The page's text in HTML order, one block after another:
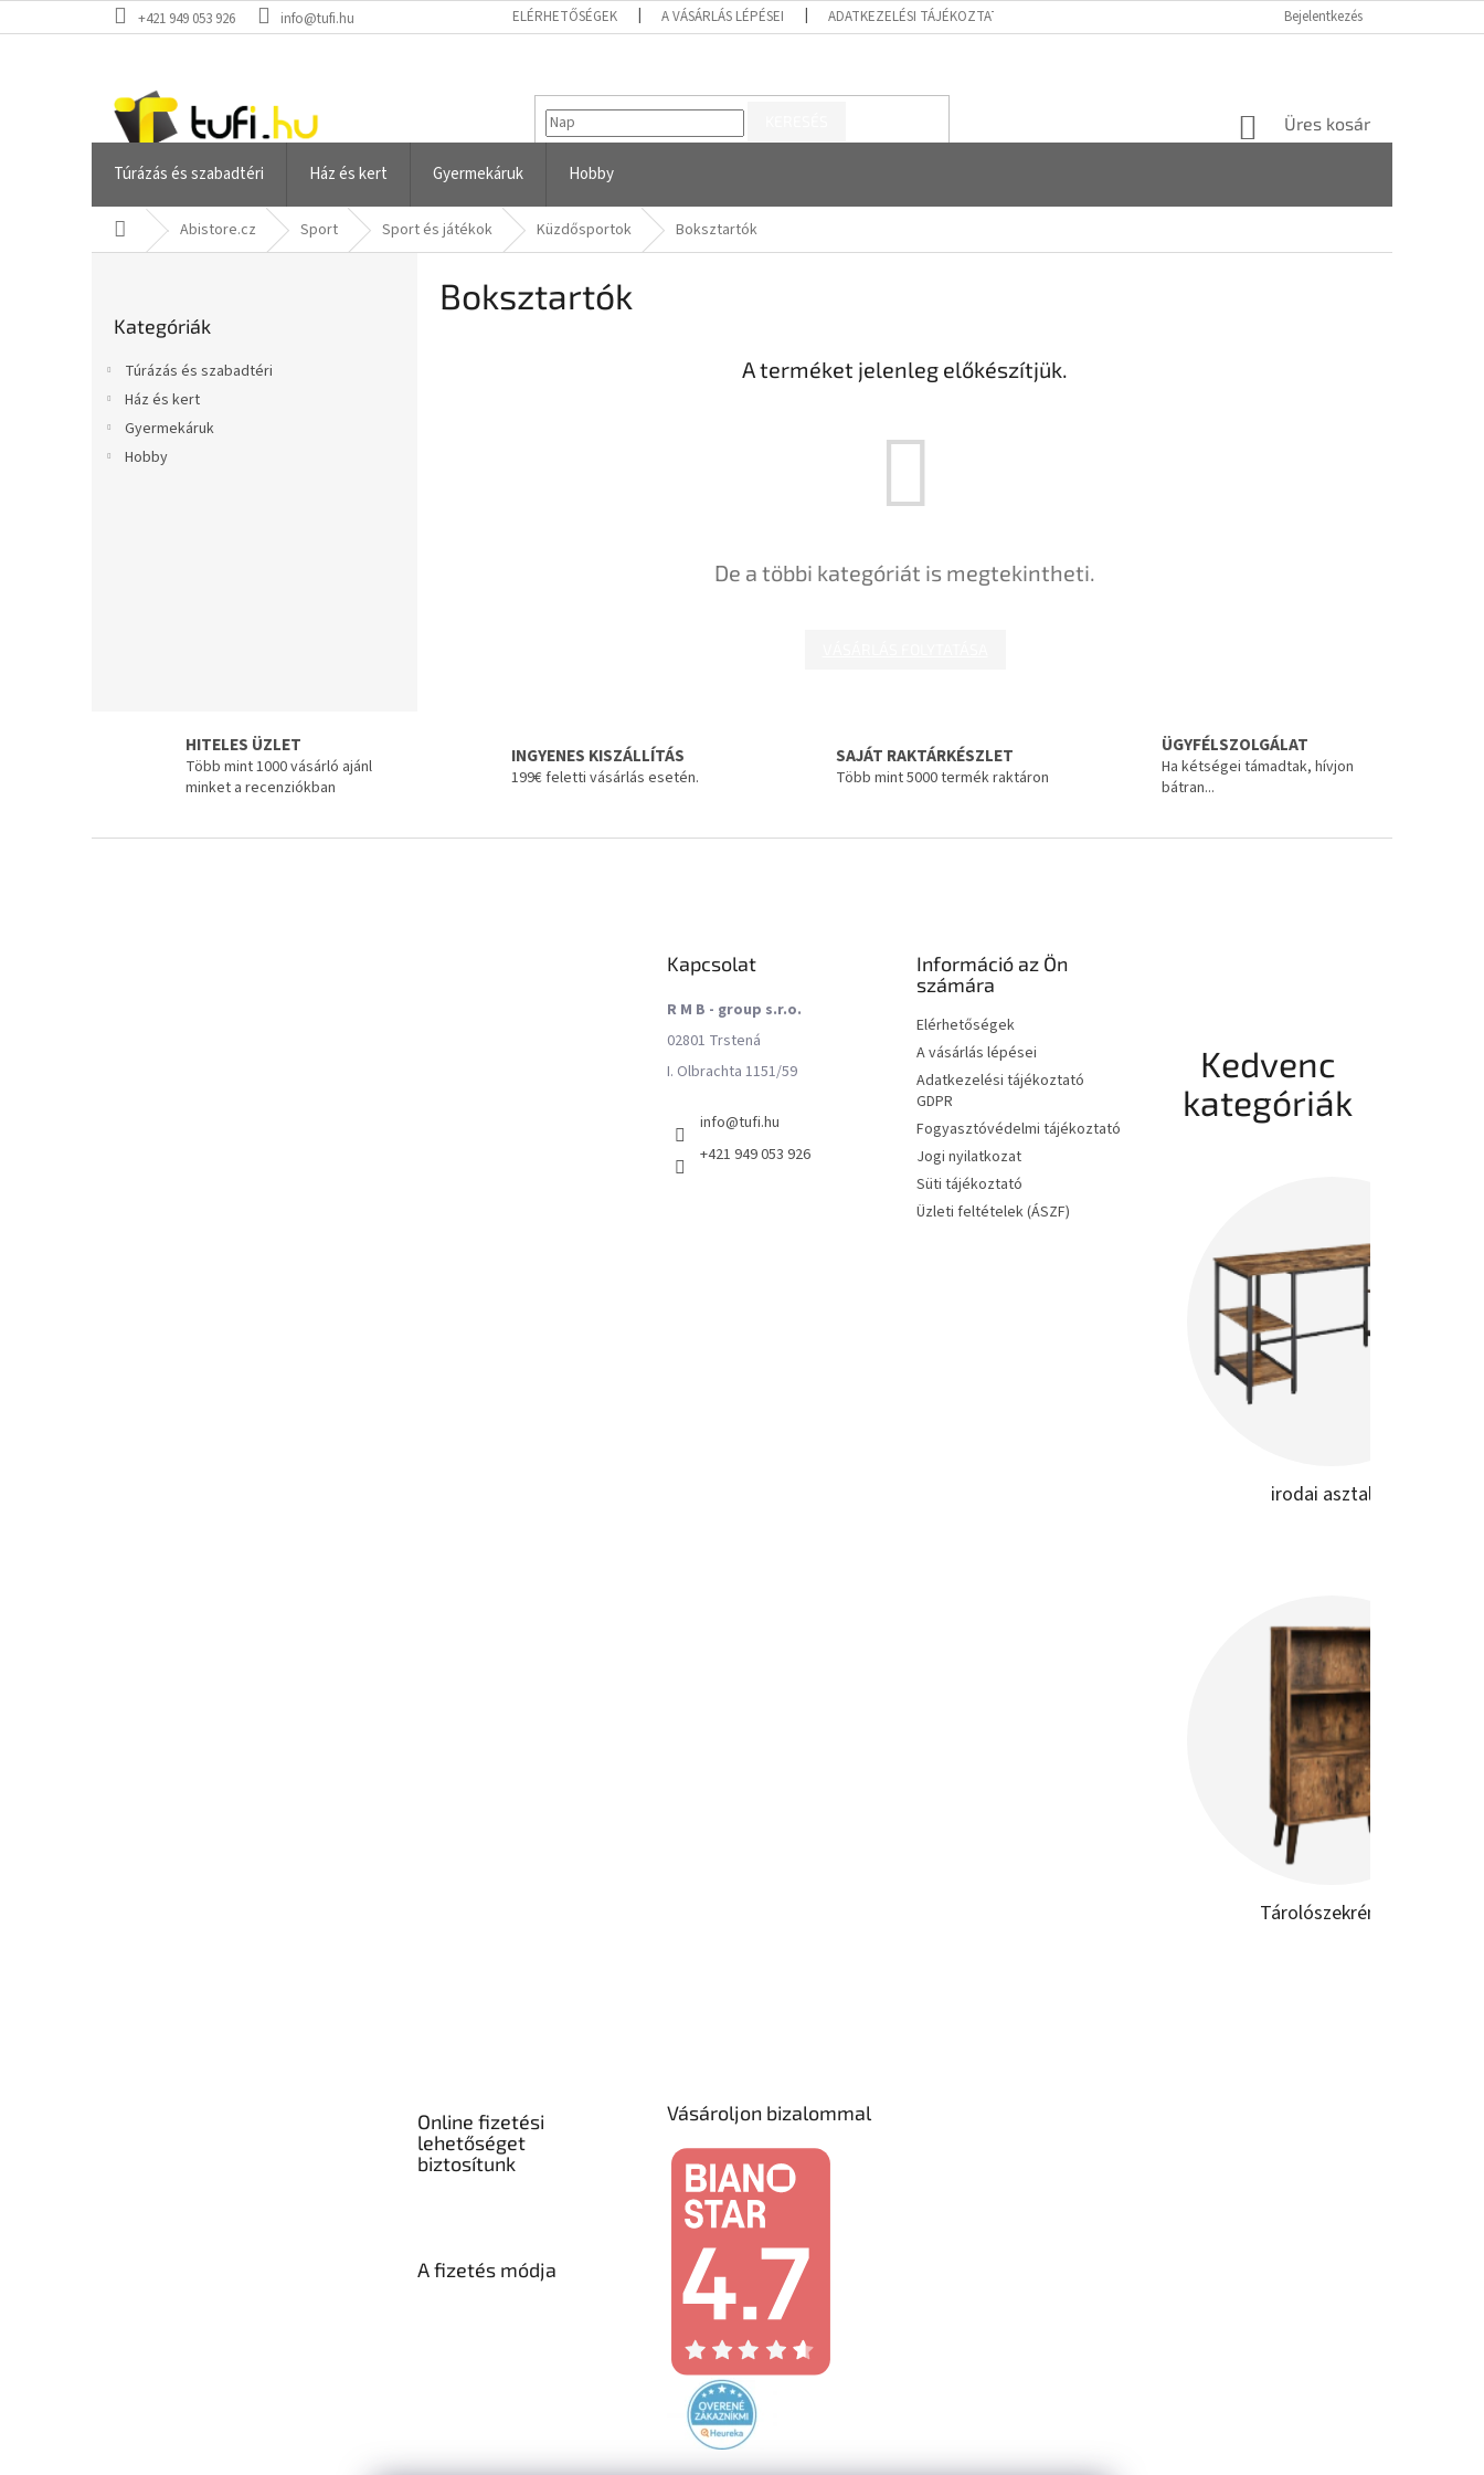
a
+421 949 053 926 info@tufi.hu ELÉRHETŐSÉGEK A VÁSÁRLÁS LÉPÉSEI ADATKEZELÉSI TÁJÉKOZTATÓ GDPR FOGYASZTÓVÉDELMI TÁJÉKOZTATÓ JOGI NYILATKOZAT
Bejelentkezés
KOSÁR
Üres kosár
Túrázás és szabadtéri Ház és kert Gyermekáruk Hobby
KezdőlapAbistore.cz Sport Sport és játékok Küzdősportok Boksztartók
átugrása
Kategóriák
Túrázás és szabadtéri
Ház és kert
Gyermekáruk
Hobby
Boksztartók
A terméket jelenleg előkészítjük.
De a többi kategóriát is megtekintheti.
HITELES ÜZLET
Több mint 1000 vásárló ajánl
minket a recenziókban
INGYENES KISZÁLLÍTÁS
199€ feletti vásárlás esetén.
SAJÁT RAKTÁRKÉSZLET
Több mint 5000 termék raktáron
ÜGYFÉLSZOLGÁLAT
Ha kétségei támadtak, hívjon
bátran...
Kapcsolat
R M B - group s.r.o.
02801 Trstená
I. Olbrachta 1151/59
info@tufi.hu
+421 949 053 926
Információ az Ön
számára
Elérhetőségek
A vásárlás lépései
Adatkezelési tájékoztató
GDPR
Fogyasztóvédelmi tájékoztató
Jogi nyilatkozat
Süti tájékoztató
Üzleti feltételek (ÁSZF)
Kedvenc
kategóriák
irodai asztalok
Tárolószekrények
Online fizetési
lehetőséget
biztosítunk
A fizetés módja
Vásároljon bizalommal